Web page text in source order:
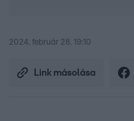
2024. február 28. 19:10
Link másolása